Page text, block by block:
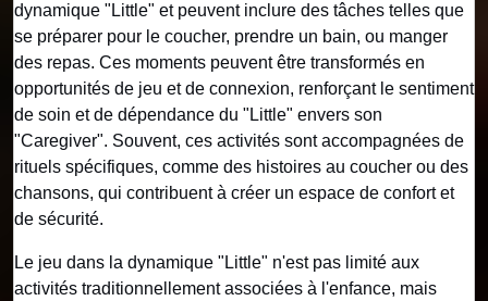
dynamique "Little" et peuvent inclure des tâches telles que
se préparer pour le coucher, prendre un bain, ou manger
des repas. Ces moments peuvent être transformés en
opportunités de jeu et de connexion, renforçant le sentiment
de soin et de dépendance du "Little" envers son
"Caregiver". Souvent, ces activités sont accompagnées de
rituels spécifiques, comme des histoires au coucher ou des
chansons, qui contribuent à créer un espace de confort et
de sécurité.
Le jeu dans la dynamique "Little" n'est pas limité aux
activités traditionnellement associées à l'enfance, mais